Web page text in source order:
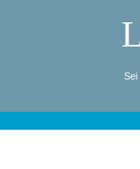
Sei